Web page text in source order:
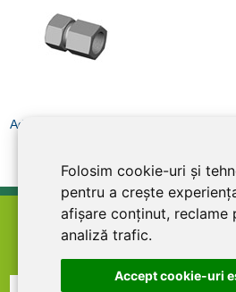
Folosim cookie-uri și
pentru a crește
afișare conținut, reclame
analiză trafic.
Accept cookie-uri
Adaptor
termeni şi condiţii